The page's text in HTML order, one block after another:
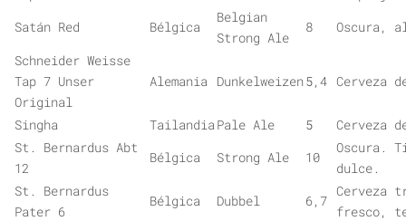
Satán Red
Bélgica
Belgian
Strong Ale
8
Oscura,
Schneider Weisse
Tap 7 Unser
Original
Alemania Dunkelweizen5,4 Cerveza
Singha TailandiaPale Ale 5
Cerveza
St. Bernardus Abt
12
Bélgica Strong Ale 10
Oscura.
dulce.
St. Bernardus
Pater 6
Bélgica Dubbel 6,7
Cerveza
fresco,